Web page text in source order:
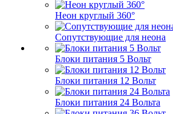
Неон круглый 360°
Сопутствующие для неона
Блоки питания 5 Вольт
Блоки питания 12 Вольт
Блоки питания 24 Вольта